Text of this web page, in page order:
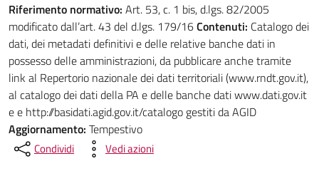
Riferimento normativo: Art. 53, c. 1 bis, d.lgs. 82/2005
modificato dall’art. 43 del d.lgs. 179/16Contenuti: Catalogo dei
dati, dei metadati definitivi e delle relative banche dati in
possesso delle amministrazioni, da pubblicare anche tramite
link al Repertorio nazionale dei dati territoriali (www.rndt.gov.it),
al catalogo dei dati della PA e delle banche dati www.dati.gov.it
e e http://basidati.agid.gov.it/catalogo gestiti da AGID
Aggiornamento: Tempestivo
Condividi Vedi azioni